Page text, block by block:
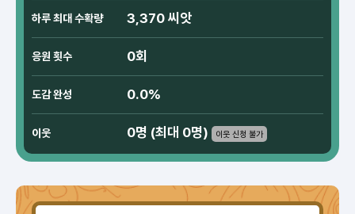
하루 최대 수확량 3,370 씨앗
응원 횟수 0회
도감 완성 0.0%
이웃 0명 (최대 0명) 이웃 신청 불가